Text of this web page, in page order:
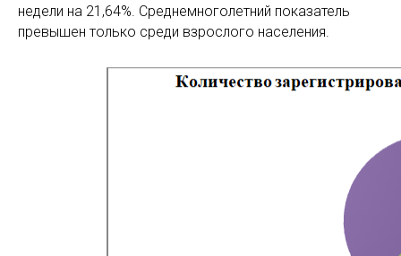
недели на 21,64%. Среднемноголетний показатель
превышен только среди взрослого населения.